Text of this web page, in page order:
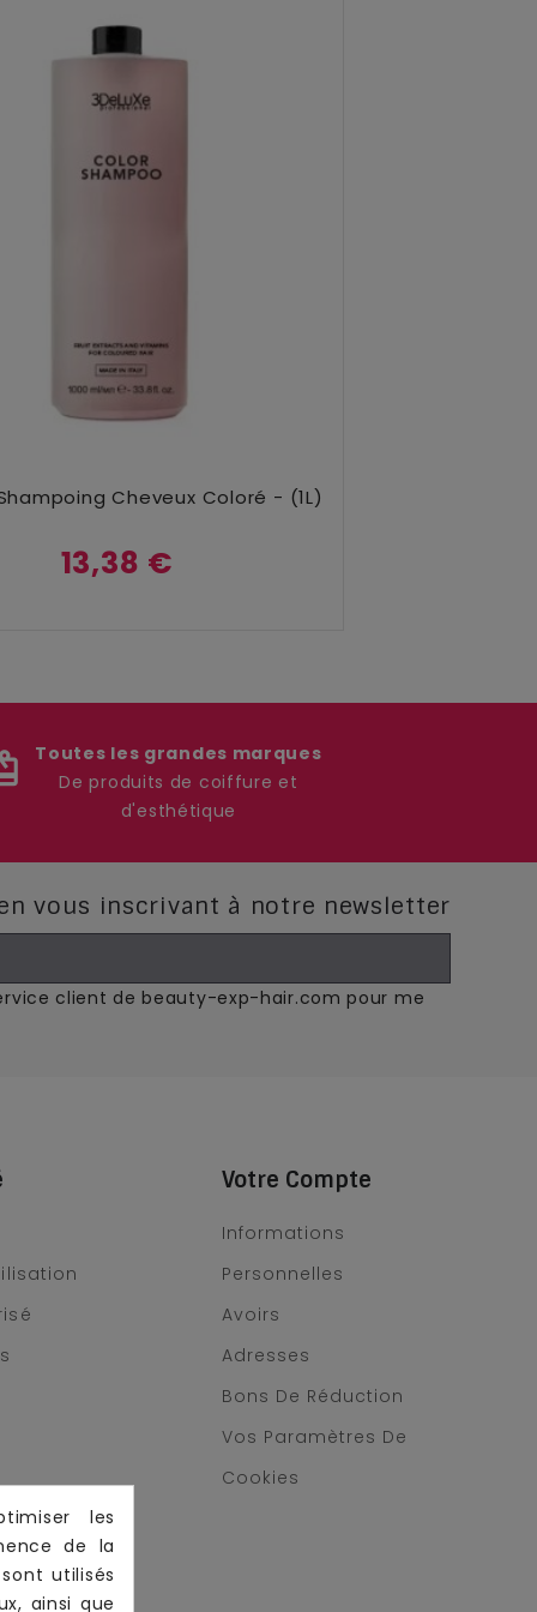
Au PanierCheveux Coloré - (1L)
13,38 €
Toutes les grandes marques
De produits de coiffure et
d'esthétique
vous inscrivant à notre newsletter
client de beauty-exp-hair.com pour me
Votre Compte
Informations
Personnelles
Avoirs
Adresses
Bons De Réduction
Vos Paramètres De
Cookies
les
de la
utilisés
ainsi que